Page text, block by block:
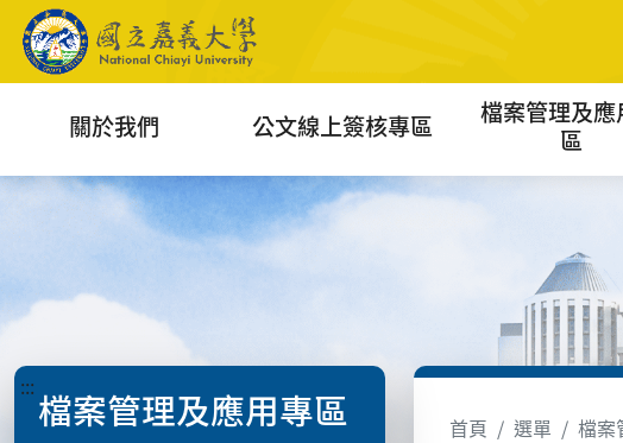
關於我們 公文線上簽核專區
檔案管理及應
區
::: 檔案管理及應用專區 首頁 選單 檔案